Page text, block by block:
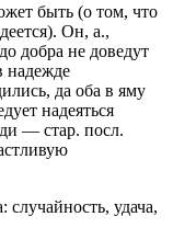
быть (о том, что
Он, а.,
добра не доведут
надежде
да оба в яму
надеяться
— стар. посл.
удача,